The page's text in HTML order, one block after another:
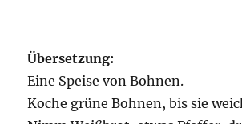
Übersetzung:
Eine Speise von Bohnen.
Koche grüne Bohnen, bis sie